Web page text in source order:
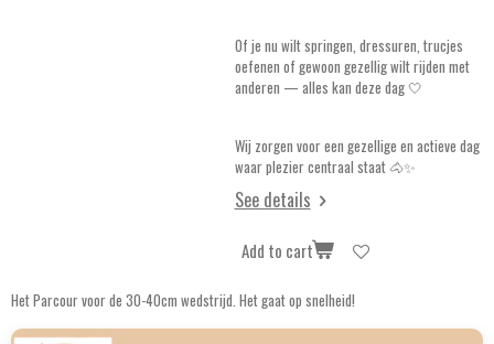
Of je nu wilt springen, dressuren, trucjes
oefenen of gewoon gezellig wilt rijden met
anderen — alles kan deze dag 🤍
Wij zorgen voor een gezellige en actieve dag
waar plezier centraal staat 🐴✨
See details
Add to cart
Het Parcour voor de 30-40cm wedstrijd. Het gaat op snelheid!